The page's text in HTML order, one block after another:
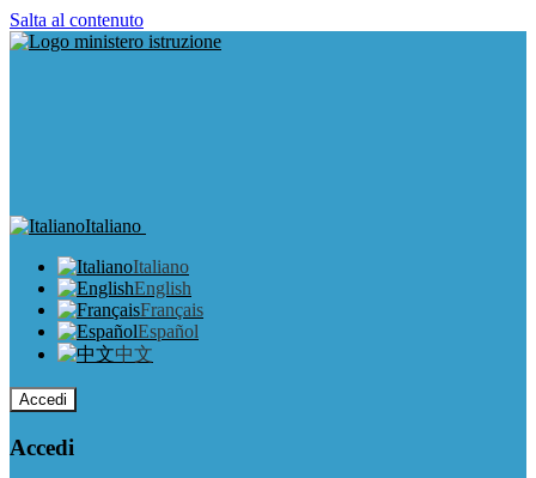
Salta al contenuto
Italiano
Italiano
English
Français
Español
中文
Accedi
Accedi